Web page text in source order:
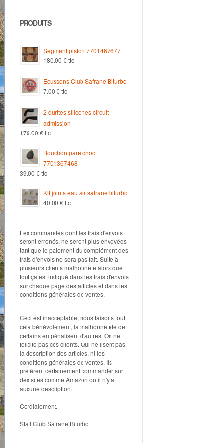
PRODUITS
Segment piston 7701467677
180.00 €ttc
Écussons Club Safrane Biturbo
7.00 €ttc
2 durites silicones circuit
admission
179.00 €ttc
Bouchon pare choc
7701367468
39.00 €ttc
Kit joints eau air safrane biturbo
40.00 €ttc
Les commandes dont les frais d'envois
seront erronés, ne seront plus envoyées
tant que le paiement du complément des
frais d'envois ne sera pas fait. Suite à
plusieurs clients malhonnête alors que
tout ça est indiqué dans les frais d'envois
sur chaque page des articles et dans les
conditions générales de ventes.
Ceci est inacceptable, nous faisons tout
cela bénévolement, la malhonnêteté de
certains en pénalisent d'autres. On ne
félicite pas ces clients. Qui ne lisent pas
la description des articles, ni les
conditions générales de ventes. Ils
préfèrent certainement commander sur
des sites comme Amazon ou il n'y a
aucune description.
Cordialement.
Staff Club Safrane Biturbo